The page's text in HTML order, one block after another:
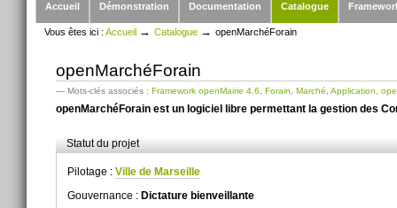
Accueil
Démonstration Documentation Catalogue
Vous êtes ici : Accueil → Catalogue → openMarchéForain
openMarchéForain
— Mots-clés associés : Framework openMairie 4.6, Forain, Marché,Application,
openMarchéForain est un logiciel libre permettant la gestion des
Statut du projet
Pilotage :Ville de Marseille
Gouvernance :Dictature bienveillante